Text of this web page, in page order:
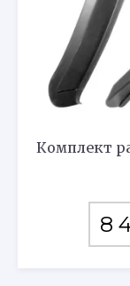
Комплект
8